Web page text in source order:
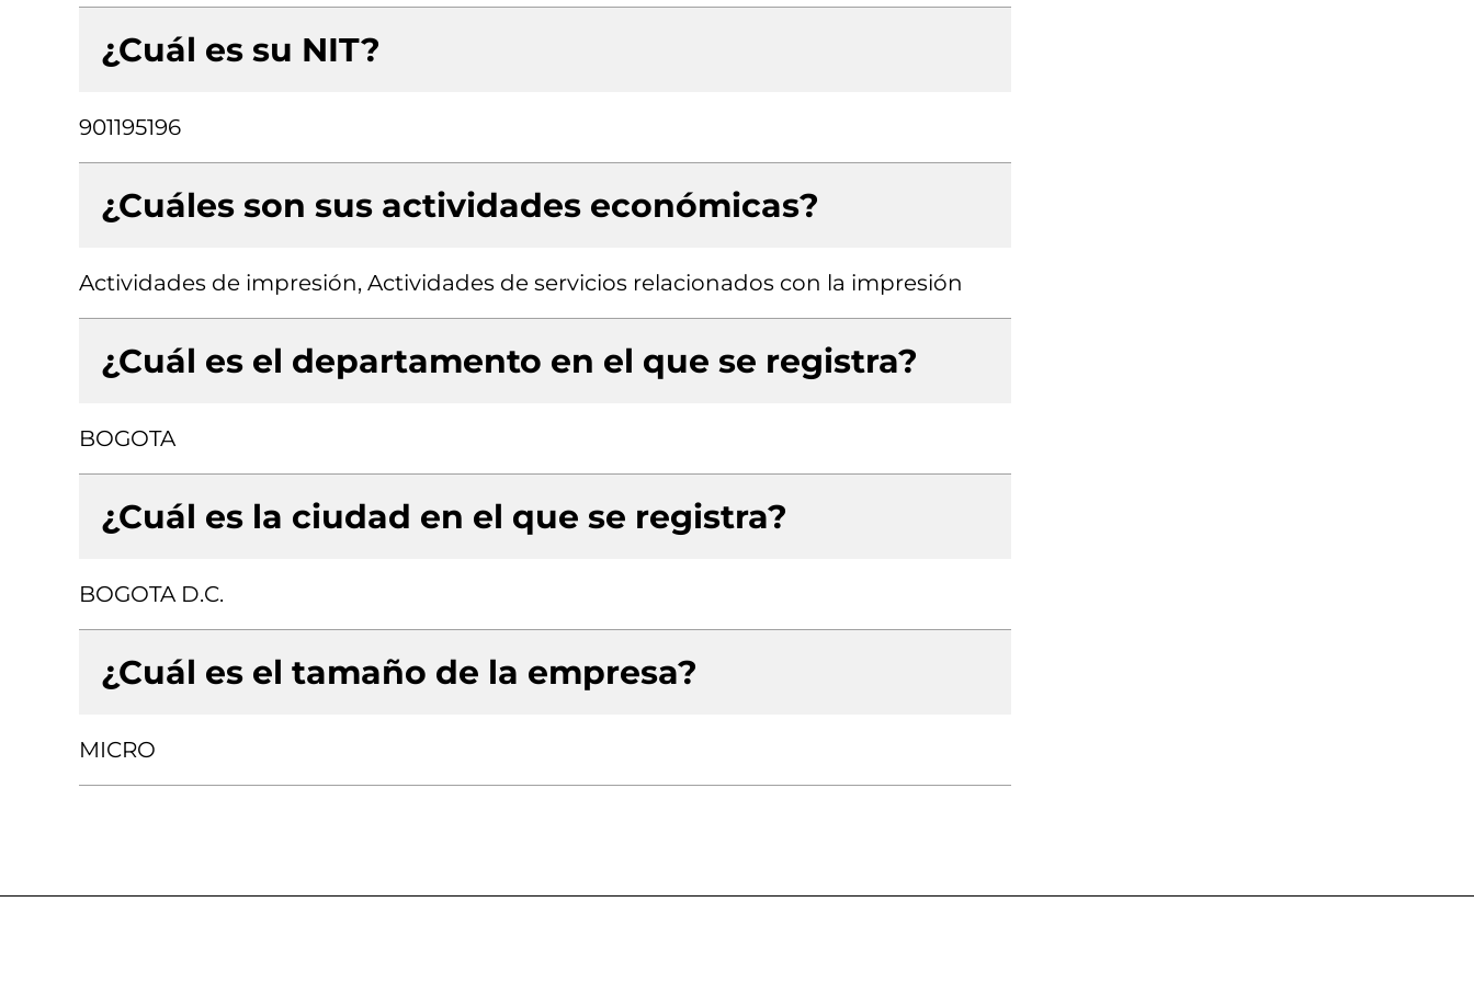
¿Cuál es su NIT?
901195196
¿Cuáles son sus actividades económicas?
Actividades de impresión, Actividades de servicios relacionados con la impresión
¿Cuál es el departamento en el que se registra?
BOGOTA
¿Cuál es la ciudad en el que se registra?
BOGOTA D.C.
¿Cuál es el tamaño de la empresa?
MICRO